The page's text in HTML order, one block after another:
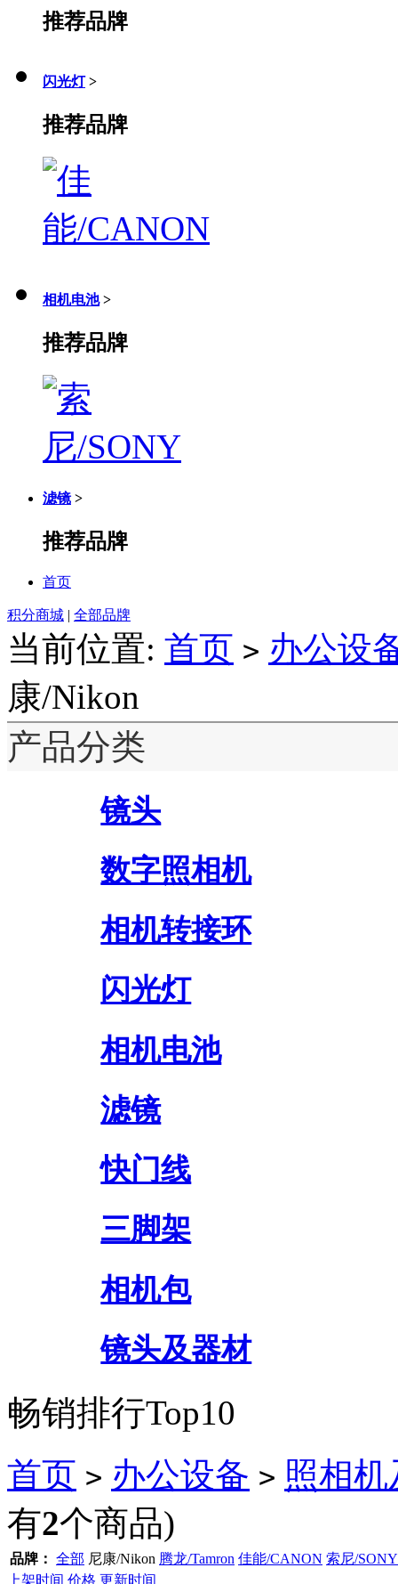
推荐品牌
闪光灯 >
推荐品牌
相机电池 >
推荐品牌
滤镜 >
推荐品牌
首页
积分商城 | 全部品牌
当前位置: 首页 > 办公设
康/Nikon
产品分类
镜头
数字照相机
相机转接环
闪光灯
相机电池
滤镜
快门线
三脚架
相机包
镜头及器材
畅销排行Top10
首页 > 办公设备 > 照相
有2个商品)
品牌： 全部 尼康/Nikon 腾龙/Tamron 佳能/CANON 索尼/SONY
上架时间 价格 更新时间